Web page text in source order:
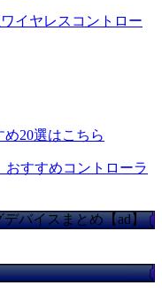
イヤレスコントロー
め20選はこちら
すすめコントローラ
バイスまとめ【ad】